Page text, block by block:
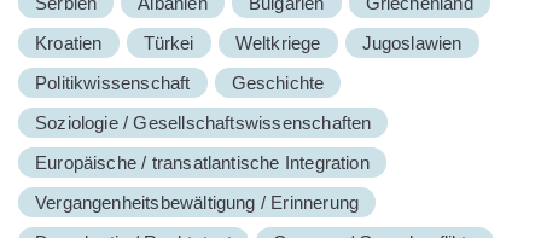
Kroatien
Türkei Weltkriege
Jugoslawien
Politikwissenschaft
Geschichte
Soziologie / Gesellschaftswissenschaften
Europäische / transatlantische Integration
Vergangenheitsbewältigung / Erinnerung